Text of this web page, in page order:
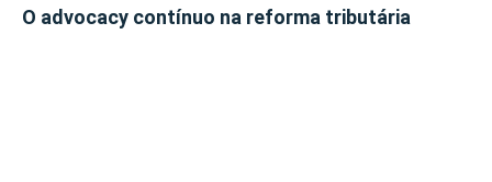
O advocacy contínuo na reforma tributária